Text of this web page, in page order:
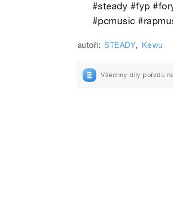
#steady #fyp
#pcmusic
autoři: STEADY, Kewu
Všechny díly pořadu